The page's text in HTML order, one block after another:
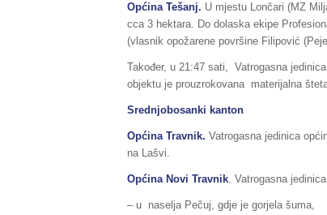
Općina Tešanj. U mjestu Lončari (MZ
cca 3 hektara. Do dolaska ekipe
(vlasnik opožarene površine Filipović
Također, u 21:47 sati, Vatrogasna
objektu je prouzrokovana materijalna
Srednjobosanki kanton
Općina Travnik. Vatrogasna jedinica
na Lašvi.
Općina Novi Travnik. Vatrogasna
– u naselja Pečuj, gdje je gorjela šuma,